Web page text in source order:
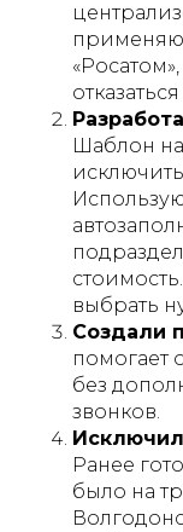
Шаблон
выбрать
Создали
помогает
без
звонков.
Ранее
было на